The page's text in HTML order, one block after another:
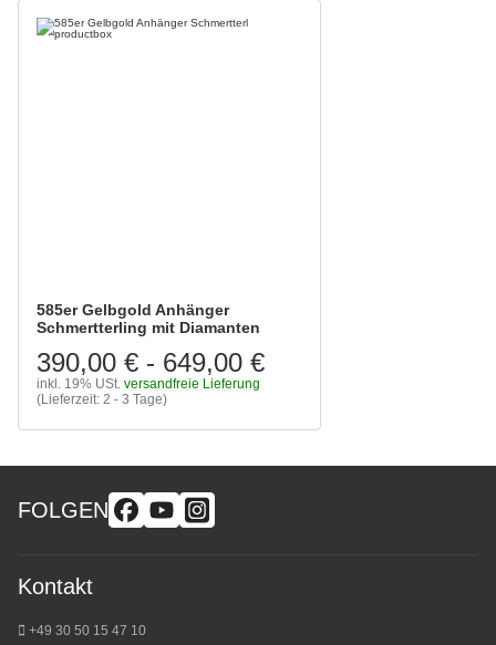
585er Gelbgold Anhänger
Schmertterling mit Diamanten
390,00 € - 649,00 €
inkl. 19% USt. versandfreie Lieferung
(Lieferzeit: 2 - 3 Tage)
FOLGEN
Kontakt
+49 30 50 15 47 10